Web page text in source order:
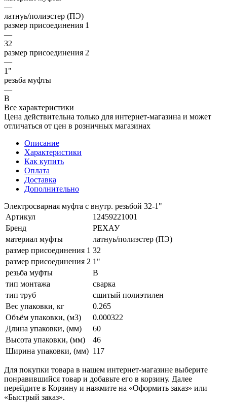
—
латнуь/полиэстер (ПЭ)
размер присоединения 1
—
32
размер присоединения 2
—
1"
резьба муфты
—
В
Все характеристики
Цена действительна только для интернет-магазина и может
отличаться от цен в розничных магазинах
Описание
Характеристики
Как купить
Оплата
Доставка
Дополнительно
Электросварная муфта с внутр. резьбой 32-1"
Артикул
12459221001
Бренд
РЕХАУ
материал муфты
латнуь/полиэстер (ПЭ)
размер присоединения 1 32
размер присоединения 2 1"
резьба муфты
В
тип монтажа
сварка
тип труб
сшитый полиэтилен
Вес упаковки, кг
0.265
Объём упаковки, (м3)
0.000322
Длина упаковки, (мм)
60
Высота упаковки, (мм)
46
Ширина упаковки, (мм) 117
Для покупки товара в нашем интернет-магазине выберите
понравившийся товар и добавьте его в корзину. Далее
перейдите в Корзину и нажмите на «Оформить заказ» или
«Быстрый заказ».